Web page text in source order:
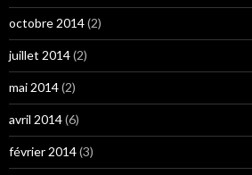
octobre 2014(2)
juillet 2014(2)
mai 2014(2)
avril 2014(6)
février 2014(3)